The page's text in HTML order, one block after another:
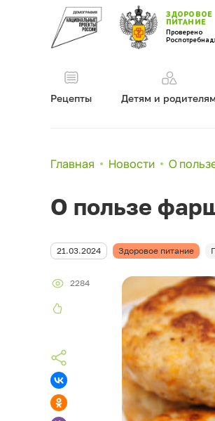
ЗДОРОВОЕ
ПИТАНИЕ
Проверено
Рецепты Детям и родителям
Главная Новости О
О пользе
21.03.2024 Здоровое питание
2284